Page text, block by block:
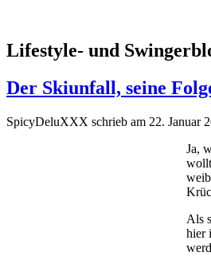
Lifestyle- und
Der Skiunfall, seine
SpicyDeluXXX schrieb am 22. Januar
Ja,
Als
hier